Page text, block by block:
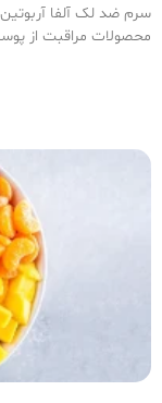
سرم ضد لک آلفا
محصولات مراقبت از